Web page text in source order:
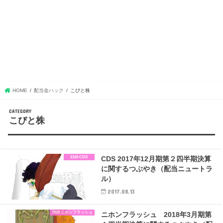
HOME 配当金ハック こびと株
こびと株
2169 CDS
CDS 2017年12月期第２四半期決算
に関するつぶやき（配当ニュートラ
ル）
2017.08.13
7820 ニホンフラッシュ
ニホンフラッシュ 2018年3月期第